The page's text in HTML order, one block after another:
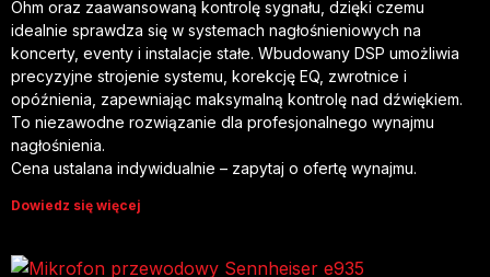
Ohm oraz zaawansowaną kontrolę sygnału, dzięki czemu
idealnie sprawdza się w systemach nagłośnieniowych na
koncerty, eventy i instalacje stałe. Wbudowany DSP umożliwia
precyzyjne strojenie systemu, korekcję EQ, zwrotnice i
opóźnienia, zapewniając maksymalną kontrolę nad dźwiękiem.
To niezawodne rozwiązanie dla profesjonalnego wynajmu
nagłośnienia.
Cena ustalana indywidualnie – zapytaj o ofertę wynajmu.
Dowiedz się więcej